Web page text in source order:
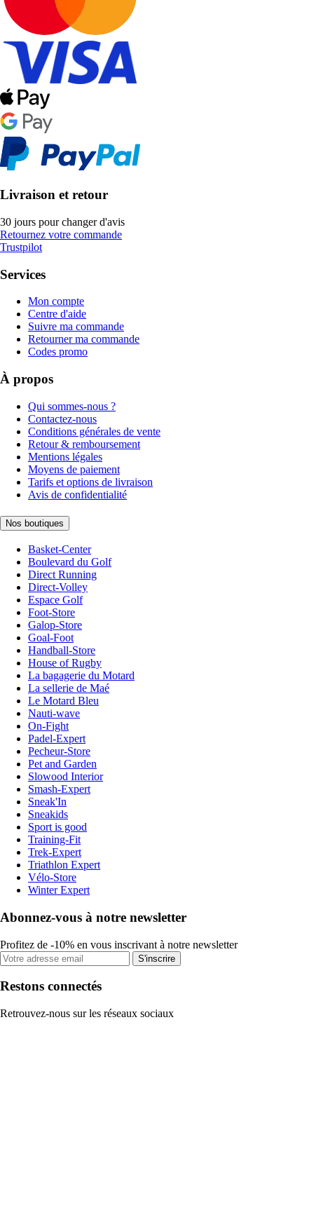
Livraison et retour
30 jours pour changer d'avis
Retournez votre commande
Trustpilot
Services
Mon compte
Centre d'aide
Suivre ma commande
Retourner ma commande
Codes promo
À propos
Qui sommes-nous ?
Contactez-nous
Conditions générales de vente
Retour & remboursement
Mentions légales
Moyens de paiement
Tarifs et options de livraison
Avis de confidentialité
Nos boutiques
Basket-Center
Boulevard du Golf
Direct Running
Direct-Volley
Espace Golf
Foot-Store
Galop-Store
Goal-Foot
Handball-Store
House of Rugby
La bagagerie du Motard
La sellerie de Maé
Le Motard Bleu
Nauti-wave
On-Fight
Padel-Expert
Pecheur-Store
Pet and Garden
Slowood Interior
Smash-Expert
Sneak'In
Sneakids
Sport is good
Training-Fit
Trek-Expert
Triathlon Expert
Vélo-Store
Winter Expert
Abonnez-vous à notre newsletter
Profitez de -10% en vous inscrivant à notre newsletter
S'inscrire
Restons connectés
Retrouvez-nous sur les réseaux sociaux